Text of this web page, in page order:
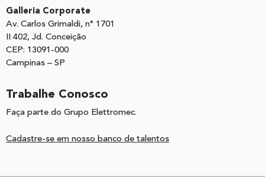
Galleria Corporate
Av. Carlos Grimaldi, n° 1701
II 402, Jd. Conceição
CEP: 13091-000
Campinas – SP
Trabalhe Conosco
Faça parte do Grupo Elettromec.
Cadastre-se em nosso banco de talentos